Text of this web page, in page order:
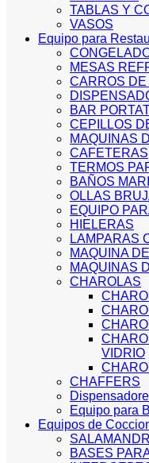
TABLAS Y
VASOS
Equipo para
MESAS
CARROS
BAR
CEPILLOS
MAQUINAS
CAFETERAS
TERMOS
BAÑOS
OLLAS
EQUIPO
HIELERAS
LAMPARAS
MAQUINA
MAQUINAS
CHAROLAS
VIDRIO
CHAFFERS
Equipo para
Equipos de
BASES